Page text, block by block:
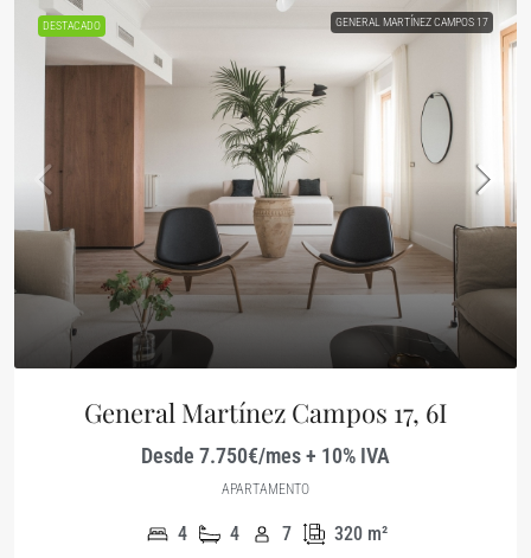
DESTACADO GENERAL MARTÍNEZ CAMPOS 17
General Martínez Campos 17, 6I
Desde 7.750€/mes + 10% IVA
APARTAMENTO
4 4 7 320 m²